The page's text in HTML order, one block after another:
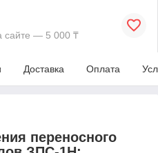
сайте — 5 000 ₸
Доставка Оплата
переносного